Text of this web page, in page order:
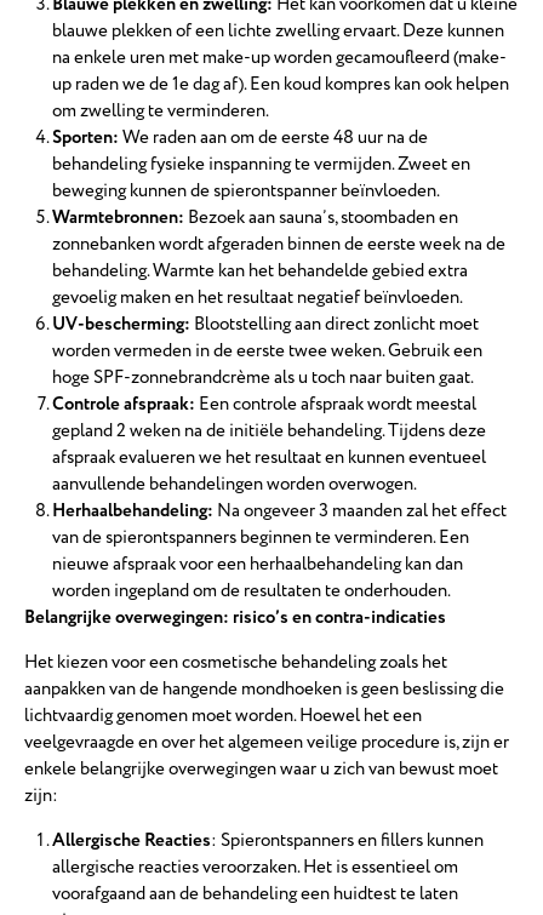
blauwe plekken of een lichte zwelling ervaart. Deze kunnen
na enkele uren met make-up worden gecamoufleerd (make-
up raden we de 1e dag af). Een koud kompres kan ook helpen
om zwelling te verminderen.
Sporten:We raden aan om de eerste 48 uur na de
behandeling fysieke inspanning te vermijden. Zweet en
beweging kunnen de spierontspanner beïnvloeden.
Warmtebronnen: Bezoek aan sauna’s, stoombaden en
zonnebanken wordt afgeraden binnen de eerste week na de
behandeling. Warmte kan het behandelde gebied extra
gevoelig maken en het resultaat negatief beïnvloeden.
UV-bescherming: Blootstelling aan direct zonlicht moet
worden vermeden in de eerste twee weken. Gebruik een
hoge SPF-zonnebrandcrème als u toch naar buiten gaat.
Controle afspraak: Een controle afspraak wordt meestal
gepland 2 weken na de initiële behandeling. Tijdens deze
afspraak evalueren we het resultaat en kunnen eventueel
aanvullende behandelingen worden overwogen.
Herhaalbehandeling: Na ongeveer 3 maanden zal het effect
van de spierontspanners beginnen te verminderen. Een
nieuwe afspraak voor een herhaalbehandeling kan dan
worden ingepland om de resultaten te onderhouden.
Belangrijke overwegingen: risico’s en contra-indicaties
Het kiezen voor een cosmetische behandeling zoals het
aanpakken van de hangende mondhoeken is geen beslissing die
lichtvaardig genomen moet worden. Hoewel het een
veelgevraagde en over het algemeen veilige procedure is, zijn er
enkele belangrijke overwegingen waar u zich van bewust moet
zijn:
Allergische Reacties: Spierontspanners en fillers kunnen
allergische reacties veroorzaken. Het is essentieel om
voorafgaand aan de behandeling een huidtest te laten